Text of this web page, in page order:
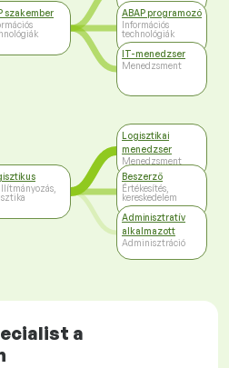
szakember
ABAP programozó
Információs
technológiák
IT-menedzser
Menedzsment
Logisztikai
menedzser
Menedzsment
Beszerző
Értékesítés,
kereskedelem
Adminisztratív
alkalmazott
Adminisztráció
a